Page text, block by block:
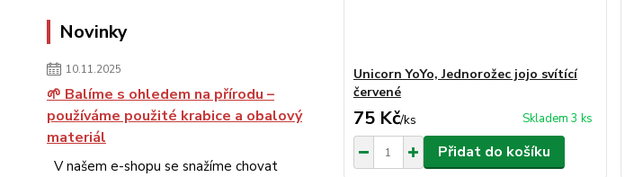
Novinky
10.11.2025
🌱 Balíme s ohledem na přírodu –
používáme použité krabice a obalový
materiál
V našem e-shopu se snažíme chovat
Unicorn YoYo, Jednorožec jojo svítící
červené
75 Kč/ks Skladem 3 ks
Přidat do košíku